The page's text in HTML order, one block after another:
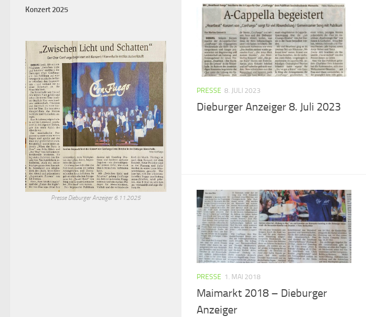
PRESSE 8. JULI 2023
Dieburger Anzeiger 8. Juli 2023
PRESSE 1. MAI 2018
Maimarkt 2018 – Dieburger
Anzeiger
Konzert 2025
Presse Dieburger Anzeiger 6.11.2025